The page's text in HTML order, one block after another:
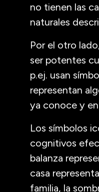
no tienen las
naturales
Por el otro
ser potentes
p.ej. usan
representan
ya conoce y
Los símbolos
cognitivos
balanza
casa
familia, la